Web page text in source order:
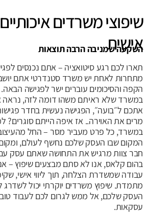
שיפוצי משרדים
אישית
השקעה שמניבה הרבה תוצאות
מתחרות לאחת יש משרד סטנדרטי אתם
הקפה והסיכומים עוברים ישר לפגישה
במשרד שלא ראיתם משהו דומה לזה, נראה
אתכם ל״בועה״, הפגישה נעשית בחדר
מרים את האוירה.. אז איפה הייתם סוגרים?
במשרד, כל פרט מעביר מסר – החל מהעיצוב
המקום שבו העסק שלכם נחשף לעולם,
חבר צוות מרגיש את התחושה שאתם עסק עם
בהום קלאס, אנו לא סתם מבצעים שיפוץ –
עבודה שמשדרת הצלחה, תוך ליווי אישי,
מתמדת. שיפוץ משרדים יוקרתי יכול
העסק שלכם, אל ממש לגרום לכם לעבוד טוב
עסקאות.